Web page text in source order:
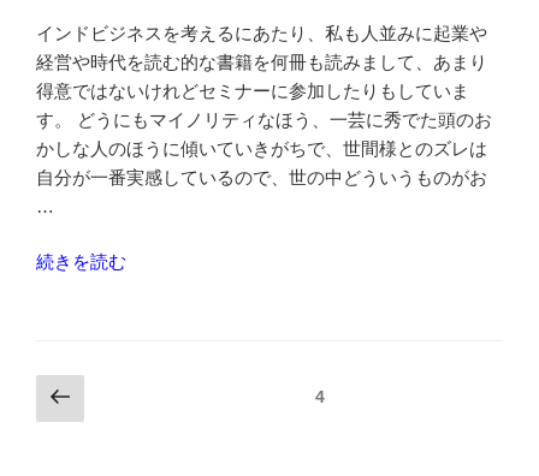
インドビジネスを考えるにあたり、私も人並みに起業や
経営や時代を読む的な書籍を何冊も読みまして、あまり
得意ではないけれどセミナーに参加したりもしていま
す。 どうにもマイノリティなほう、一芸に秀でた頭のお
かしな人のほうに傾いていきがちで、世間様とのズレは
自分が一番実感しているので、世の中どういうものがお
…
“「か
が
つ
続きを読む
投
稿
前
の
ページ4